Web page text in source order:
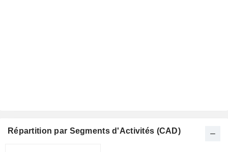
Répartition par Segments d'Activités (CAD)